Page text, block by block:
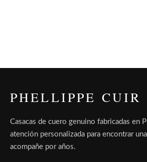
PHELLIPPE CUIR
Casacas de cuero genuino fabricadas en
atención personalizada para encontrar
acompañe por años.